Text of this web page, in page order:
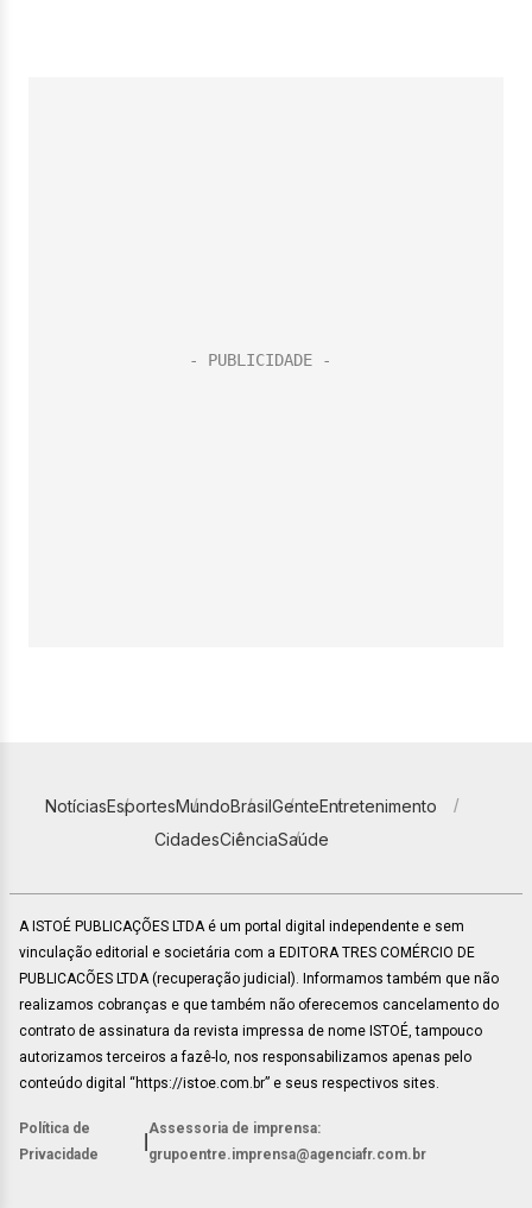
NotíciasEsportesMundoBrasilGenteEntretenimento
CidadesCiênciaSaúde
A ISTOÉ PUBLICAÇÕES LTDA é um portal digital independente e sem
vinculação editorial e societária com a EDITORA TRES COMÉRCIO DE
PUBLICACÕES LTDA (recuperação judicial). Informamos também que não
realizamos cobranças e que também não oferecemos cancelamento do
contrato de assinatura da revista impressa de nome ISTOÉ, tampouco
autorizamos terceiros a fazê-lo, nos responsabilizamos apenas pelo
conteúdo digital “https://istoe.com.br” e seus respectivos sites.
Política de
Privacidade
Assessoria de imprensa:
grupoentre.imprensa@agenciafr.com.br